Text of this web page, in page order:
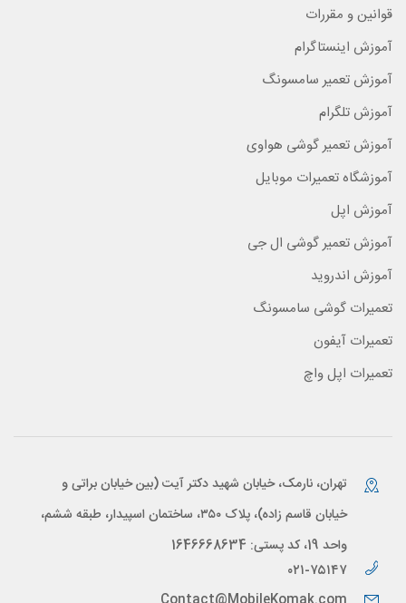
قوانین و مقررات
آموزش اینستاگرام
آموزش تعمیر سامسونگ
آموزش تلگرام
آموزش تعمیر گوشی هواوی
آموزشگاه تعمیرات موبایل
آموزش اپل
آموزش تعمیر گوشی ال جی
آموزش اندروید
تعمیرات گوشی سامسونگ
تعمیرات آیفون
تعمیرات اپل واچ
تهران، نارمک، خیابان شهید دکتر آیت (بین خیابان براتی و
خیابان قاسم زاده)، پلاک ۳۵۰، ساختمان اسپیدار، طبقه ششم،
واحد 19، کد پستی: 1646668634
۰۲۱-۷۵۱۴۷